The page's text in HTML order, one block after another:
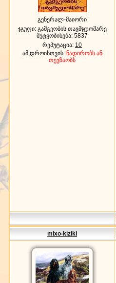
გენერალ-მაიორი
ჯგუფი: გამგეობის თავმჯდომარე
შეტყობინება: 5837
რეპუტაცია: 10
ამ დროისთვის: ნადირობს ან
თევზაობს
mixo-kiziki